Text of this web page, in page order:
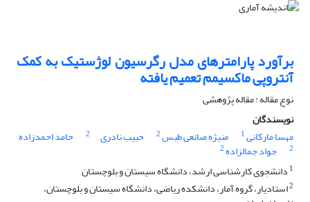
برآورد پارامترهای مدل رگرسیون لوژستیک به کمک
آنتروپی ماکسیمم تعمیم یافته
نوع مقاله : مقاله پژوهشی
نویسندگان
مهسا مارکانی1 منیژه صانعی طبس2 حبیب نادری 2 حامد احمدزاده
2 جواد جمالزاده2
1 دانشجوی کارشناسی ارشد، دانشگاه سیستان و بلوچستان
2استادیار، گروه آمار، دانشکده ریاضی، دانشگاه سیستان و بلوچستان،